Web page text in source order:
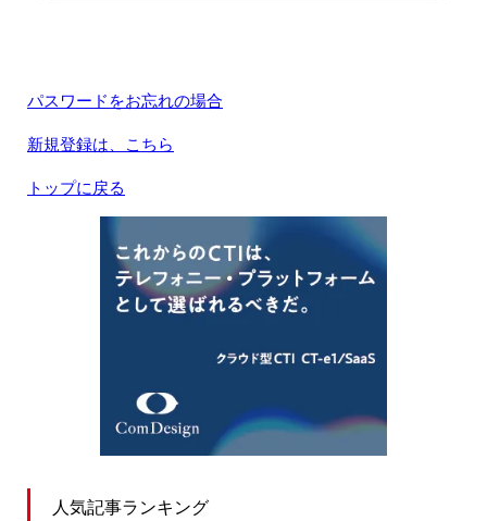
パスワードをお忘れの場合
新規登録は、こちら
トップに戻る
人気記事ランキング